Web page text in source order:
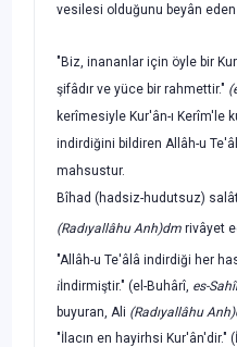
vesilesi olduğunu beyân
"Biz, inananlar için öyle bir
şifâdır ve yüce bir rahmettir."
kerîmesiyle Kur'ân-ı Kerîm'le
indirdiğini bildiren Allâh-u
Bîhad (hadsiz-hudutsuz)
(Radıyallâhu Anh)dm rivâyet
"Allâh-u Te'âlâ indirdiği her
iİndirmiştir." (el-Buhârî, es-
buyuran, Ali (Radıyallâhu Anh
"İlacın en hayirhsi Kur'ân'dir."